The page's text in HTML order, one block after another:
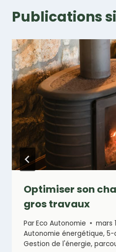
Publications
Optimiser son
gros travaux
ParEco Autonomie
mars
Autonomie énergétique, 5-
Gestion de l'énergie,